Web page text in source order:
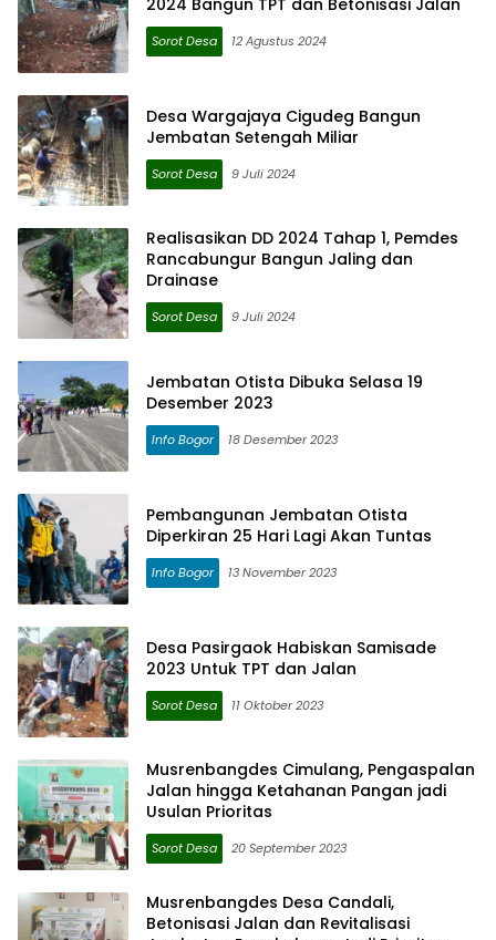
Sorot Desa 12 Agustus 2024
Desa Wargajaya Cigudeg Bangun
Jembatan Setengah Miliar
Sorot Desa 9 Juli 2024
Realisasikan DD 2024 Tahap 1, Pemdes
Rancabungur Bangun Jaling dan
Drainase
Sorot Desa 9 Juli 2024
Jembatan Otista Dibuka Selasa 19
Desember 2023
Info Bogor 18 Desember 2023
Pembangunan Jembatan Otista
Diperkiran 25 Hari Lagi Akan Tuntas
Info Bogor 13 November 2023
Desa Pasirgaok Habiskan Samisade
2023 Untuk TPT dan Jalan
Sorot Desa 11 Oktober 2023
Musrenbangdes Cimulang, Pengaspalan
Jalan hingga Ketahanan Pangan jadi
Usulan Prioritas
Sorot Desa 20 September 2023
Musrenbangdes Desa Candali,
Betonisasi Jalan dan Revitalisasi